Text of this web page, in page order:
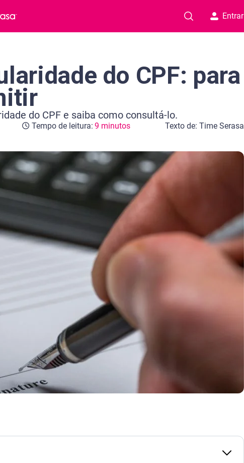
Entrar
do CPF: para
do CPF e saiba como consultá-lo.
Tempo de leitura: 9 minutos Texto de: Time Serasa